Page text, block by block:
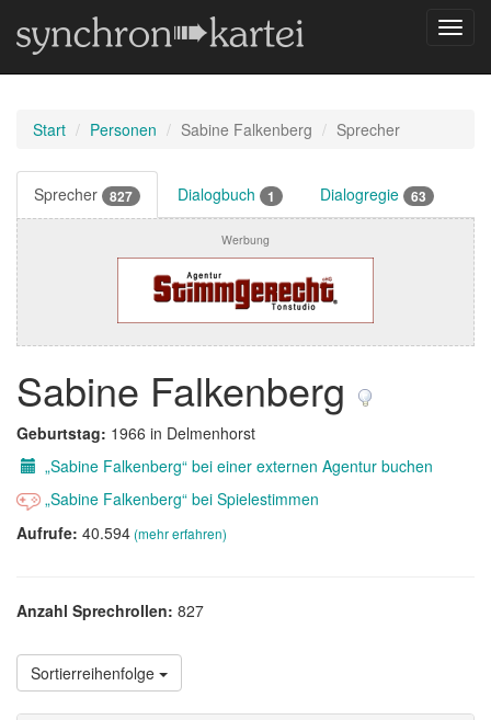
Start Personen Sabine Falkenberg Sprecher
Sprecher 827 Dialogbuch 1 Dialogregie 63
Werbung
Sabine Falkenberg
Geburtstag: 1966 in Delmenhorst
„Sabine Falkenberg“ bei einer externen Agentur buchen
„Sabine Falkenberg“ bei Spielestimmen
Aufrufe: 40.594(mehr erfahren)
Anzahl Sprechrollen: 827
Sortierreihenfolge